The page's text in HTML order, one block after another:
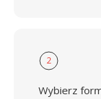
2
Wybierz